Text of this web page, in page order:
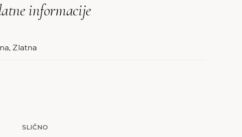
informacije
Zlatna
SLIČNO